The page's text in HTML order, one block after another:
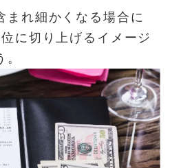
まれ細かくなる場合に
に切り上げるイメージ